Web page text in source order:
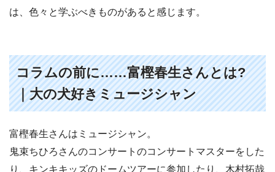
は、色々と学ぶべきものがあると感じます。
コラムの前に……富樫春生さんとは?
｜大の犬好きミュージシャン
富樫春生さんはミュージシャン。
鬼束ちひろさんのコンサートのコンサートマスターをした
り、キンキキッズのドームツアーに参加したり、木村拓哉